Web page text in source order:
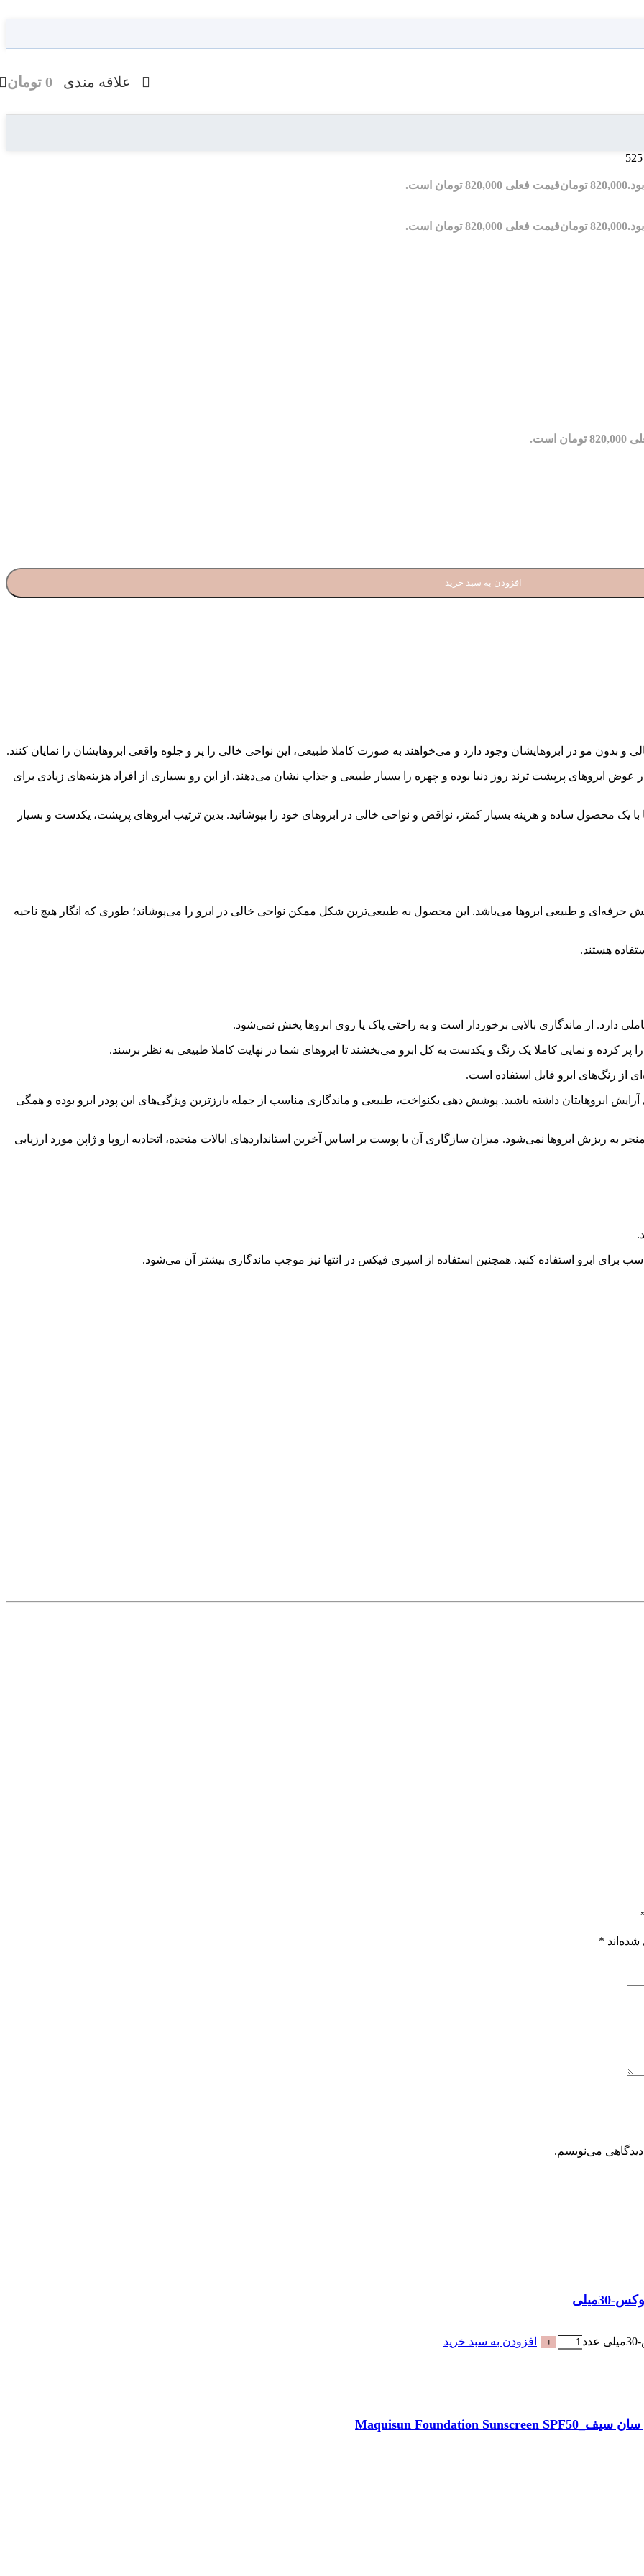
علاقه مندی 0 تومان
820,000 تومانقیمت فعلی 820,000 تومان است.
820,000 تومانقیمت فعلی 820,000 تومان است.
است.
افزودن به سبد خرید
عوض ابروهای پرپشت ترند روز دنیا بوده و چهره را بسیار طبیعی و جذاب نشان می‌دهند. از این رو بسیاری از افراد هزینه‌های زیادی برای
با یک محصول ساده و هزینه بسیار کمتر، نواقص و نواحی خالی در ابروهای خود را بپوشانید. بدین ترتیب ابروهای پرپشت، یکدست و بسیار
محصولات برای آرایش حرفه‌ای و طبیعی ابروها می‌باشد. این محصول به طبیعی‌ترین شکل ممکن نواحی خالی در ابرو را می‌پوشاند؛ طوری که انگار هیچ ناحیه
هستند.
از ماندگاری بالایی برخوردار است و به راحتی پاک یا روی ابروها پخش نمی‌شود.
کرده و نمایی کاملا یک رنگ و یکدست به کل ابرو می‌بخشند تا ابروهای شما در نهایت کاملا طبیعی به نظر برسند.
از رنگ‌های ابرو قابل استفاده است.
آرایش ابروهایتان داشته باشید. پوشش دهی یکنواخت، طبیعی و ماندگاری مناسب از جمله بارزترین ویژگی‌های این پودر ابرو بوده و همگی
به ریزش ابروها نمی‌شود. میزان سازگاری آن با پوست بر اساس آخرین استانداردهای ایالات متحده، اتحادیه اروپا و ژاپن مورد ارزیابی
مناسب برای ابرو استفاده کنید. همچنین استفاده از اسپری فیکس در انتها نیز موجب ماندگاری بیشتر آن می‌شود.
*
دیدگاهی می‌نویسم.
افزودن به سبد خرید